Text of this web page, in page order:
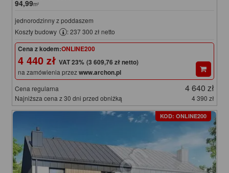
94,99m²
jednorodzinny z poddaszem
Koszty budowy
: 237 300 zł netto
Cena z kodem:ONLINE200
4 440 zł (3 609,76 zł netto)
na zamówienia przezwww.archon.pl
Cena regularna 4 640 zł
Najniższa cena z 30 dni przed obniżką 4 390 zł
KOD: ONLINE200